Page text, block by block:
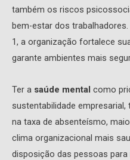
também os riscos
bem-estar dos
1, a organização fortalece
garante ambientes mais
Ter a saúde mental como
sustentabilidade
na taxa de absenteísmo,
clima organizacional mais
disposição das pessoas para